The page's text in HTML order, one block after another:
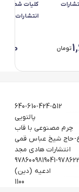
تومان
کلیات شمس
انتشارات پیام
640-610-424-512
پالتویی
چرم مصنوعی با قاب
ع-حاج شیخ عباس قمی
انتشارات هادی مجد
9786009819041-
ادعیه (دین)
1100